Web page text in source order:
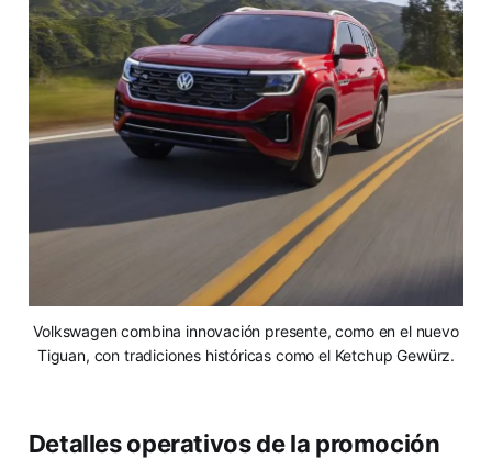
Volkswagen combina innovación presente, como en el nuevo
Tiguan, con tradiciones históricas como el Ketchup Gewürz.
Detalles operativos de la promoción